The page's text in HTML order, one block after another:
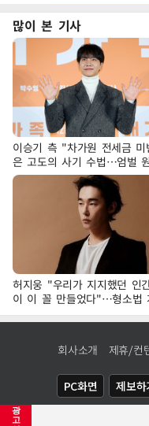
광
고
많이 본 기사
이승기 측 "차가원 전세금 미
은 고도의 사기 수법…엄벌
허지웅 "우리가 지지했던 인
이 이 꼴 만들었다"…형소법
에 격한 반응
회사소개 제휴/컨
PC화면 제보하